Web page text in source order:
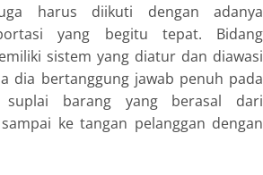
harus diikuti dengan adanya
yang begitu tepat. Bidang
sistem yang diatur dan diawasi
dia bertanggung jawab penuh pada
suplai barang yang berasal dari
ke tangan pelanggan dengan